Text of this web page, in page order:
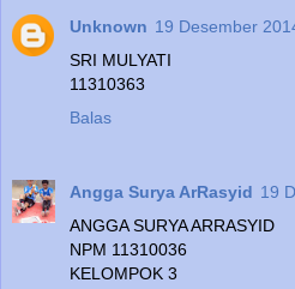
Unknown 19 Desember
SRI MULYATI
11310363
Balas
Angga Surya ArRasyid 19
ANGGA SURYA ARRASYID
NPM 11310036
KELOMPOK 3